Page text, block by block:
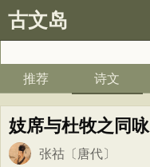
古文岛
推荐 诗文
妓席与杜牧之同咏
张祜 〔唐代〕